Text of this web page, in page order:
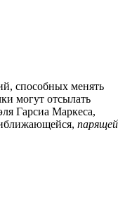
способных менять
могут отсылать
Гарсиа Маркеса,
парящей